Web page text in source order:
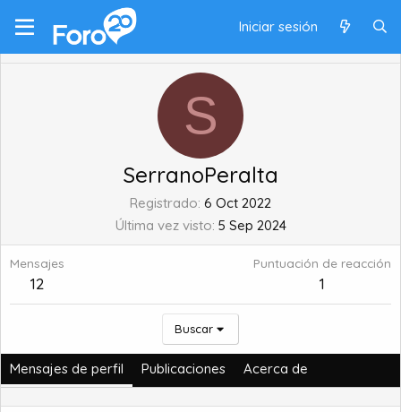
Iniciar sesión
S
SerranoPeralta
Registrado 6 Oct 2022
Última vez visto 5 Sep 2024
Mensajes
12
Puntuación de reacción
1
Buscar
Mensajes de perfil Publicaciones Acerca de